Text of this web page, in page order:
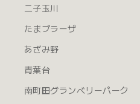
二子玉川
たまプラーザ
あざみ野
青葉台
南町田グランベリーパーク